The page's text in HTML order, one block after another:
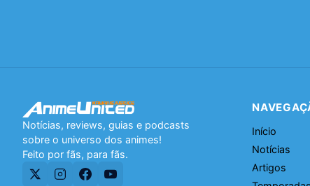
Notícias, reviews, guias e podcasts
sobre o universo dos animes!
Feito por fãs, para fãs.
Início
Notícias
Artigos